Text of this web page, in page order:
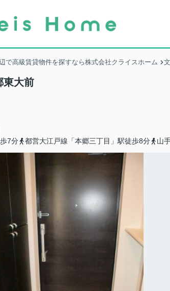
で高級賃貸物件を探すなら株式会社クライスホーム
東大前
7分
都営大江戸線「本郷三丁目」駅徒歩8分 山